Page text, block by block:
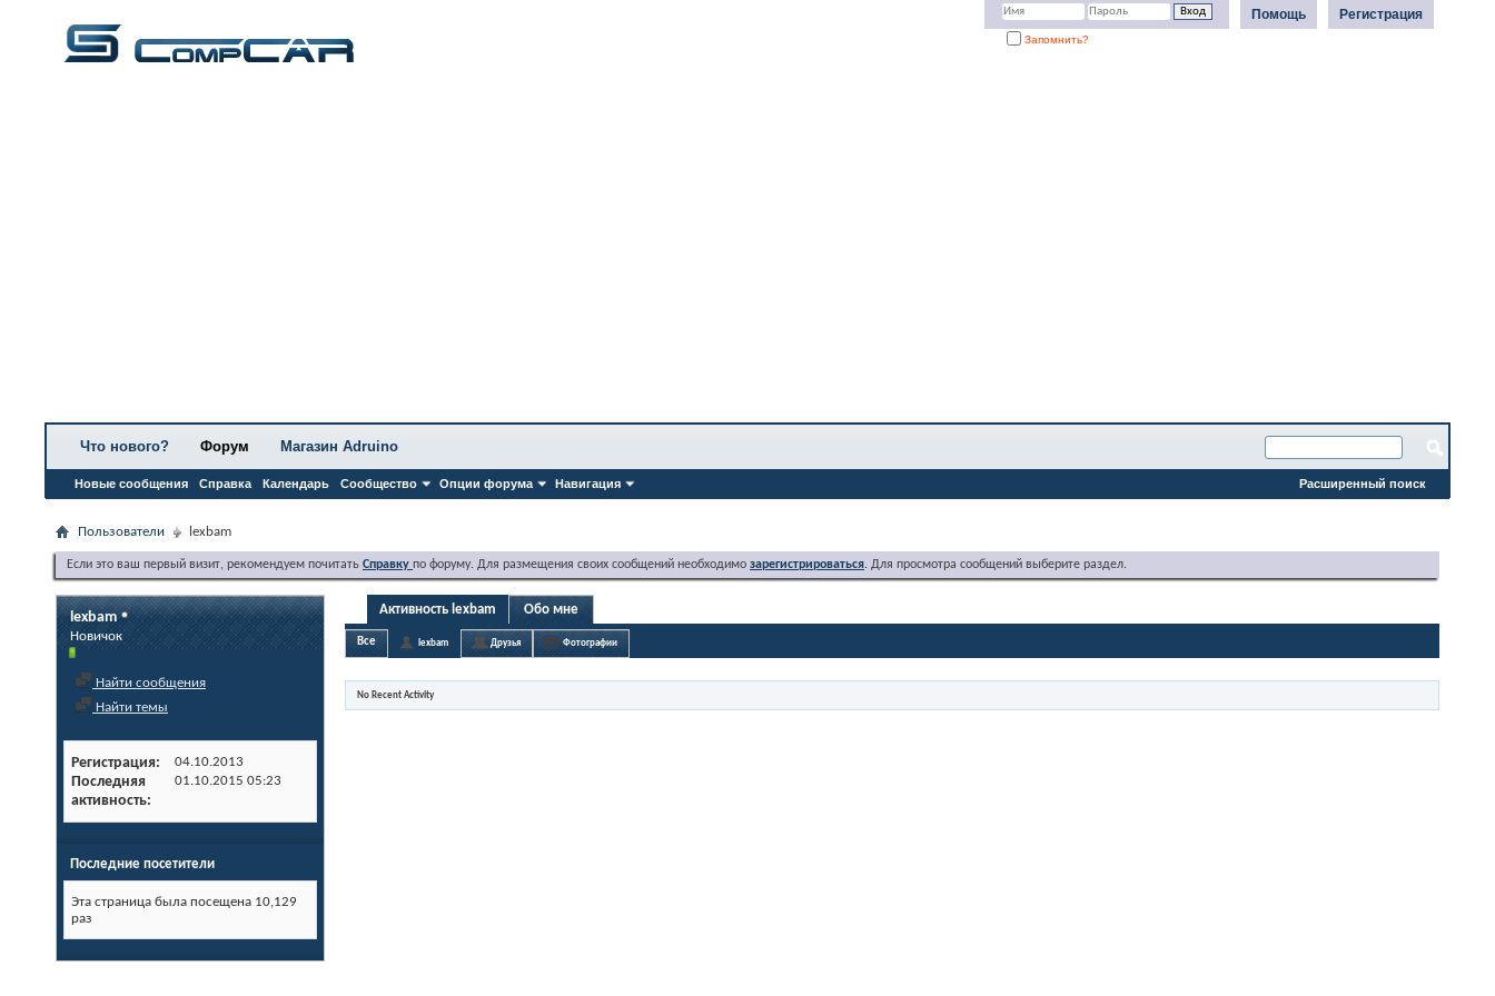
Регистрация
Помощь
Запомнить?
Что нового? Форум
Новые сообщения Справка Календарь Сообщество Опции форума Навигация
Магазин Adruino
Расширенный поиск
Пользователи lexbam
Если это ваш первый визит, рекомендуем почитать Справку по форуму. Для размещения своих сообщений необходимо зарегистрироваться. Для просмотра сообщений выберите раздел.
lexbam
Новичок
Найти сообщения
Найти темы
Регистрация 04.10.2013
Последняя
активность
01.10.2015 05:23
Последние посетители
Эта страница была посещена 10,129
раз
Активность lexbam Обо мне
Все lexbam Друзья Фотографии
No Recent Activity